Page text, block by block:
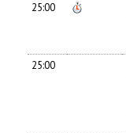
25:00
25:00